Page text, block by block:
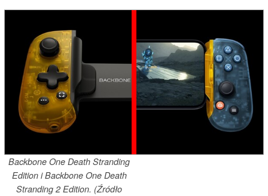
Backbone One Death Stranding
Edition i Backbone One Death
Stranding 2 Edition. (Źródło